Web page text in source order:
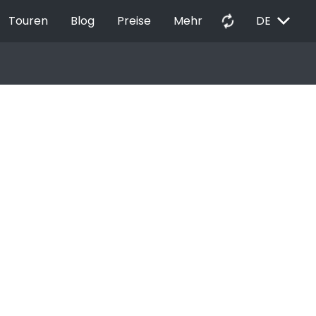
Touren Blog Preise Mehr autorenew DE EXPAND_MORE